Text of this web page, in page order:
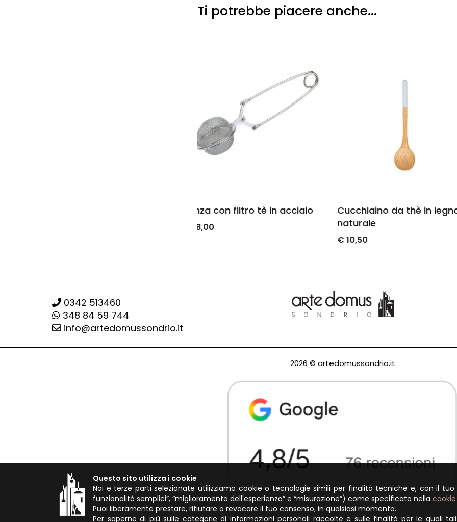
Ti potrebbe piacere anche...
Cucchiaino da thè in legno
Cucchiaino in
decoro fiori verdi e
0342 513460
348 84 59 744
info@artedomussondrio.it
2026 © artedomussondrio.it
Questo sito utilizza i cookie
Noi e terze parti selezionate utilizziamo cookie o tecnologie simili per finalità tecniche e, con il
funzionalità semplici”, “miglioramento dell'esperienza” e “misurazione”) come specificato nella
Puoi liberamente prestare, rifiutare o revocare il tuo consenso, in qualsiasi momento.
Per saperne di più sulle categorie di informazioni personali raccolte e sulle finalità per le quali